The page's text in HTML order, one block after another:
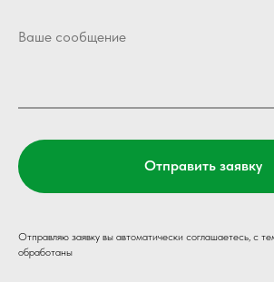
Отправить заявку
Отправляю заявку вы автоматически соглашаетесь, с
обработаны